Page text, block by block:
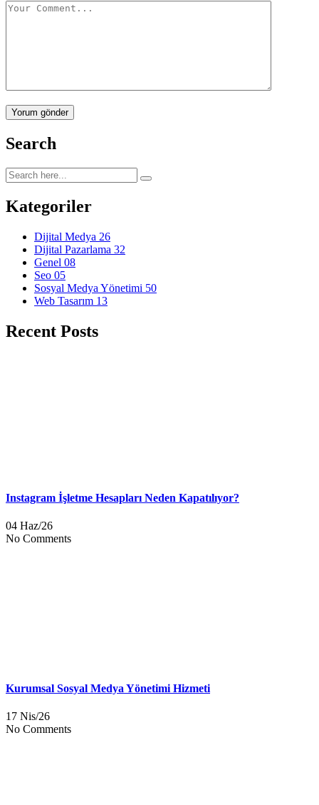
Yorum gönder
Search
Kategoriler
Dijital Medya 26
Dijital Pazarlama 32
Genel 08
Seo 05
Sosyal Medya Yönetimi 50
Web Tasarım 13
Recent Posts
Instagram İşletme Hesapları Neden Kapatılıyor?
04 Haz/26
No Comments
Kurumsal Sosyal Medya Yönetimi Hizmeti
17 Nis/26
No Comments